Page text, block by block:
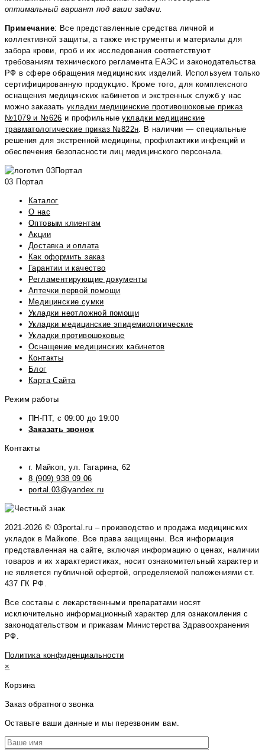
оптимальный вариант под ваши задачи.
Примечание: Все представленные средства личной и
коллективной защиты, а также инструменты и материалы для
забора крови, проб и их исследования соответствуют
требованиям технического регламента ЕАЭС и законодательства
РФ в сфере обращения медицинских изделий. Используем только
сертифицированную продукцию. Кроме того, для комплексного
оснащения медицинских кабинетов и экстренных служб у нас
можно заказатьукладки медицинские противошоковые приказ
№1079 и №626 и профильныеукладки медицинские
травматологические приказ №822н . В наличии — специальные
решения для экстренной медицины, профилактики инфекций и
обеспечения безопасности лиц медицинского персонала.
03 Портал
Каталог
О нас
Оптовым клиентам
Акции
Доставка и оплата
Как оформить заказ
Гарантии и качество
Регламентирующие документы
Аптечки первой помощи
Медицинские сумки
Укладки неотложной помощи
Укладки медицинские эпидемиологические
Укладки противошоковые
Оснащение медицинских кабинетов
Контакты
Блог
Карта Сайта
Режим работы
ПН-ПТ, с 09:00 до 19:00
Заказать звонок
Контакты
г. Майкоп, ул. Гагарина, 62
8 (909) 938 09 06
portal.03@yandex.ru
2021-2026 © 03portal.ru – производство и продажа медицинских
укладок в Майкопе. Все права защищены. Вся информация
представленная на сайте, включая информацию о ценах, наличии
товаров и их характеристиках, носит ознакомительный характер и
не является публичной офертой, определяемой положениями ст.
437 ГК РФ.
Все составы с лекарственными препаратами носят
исключительно информационный характер для ознакомления с
законодательством и приказам Министерства Здравоохранения
РФ.
Политика конфиденциальности
×
Корзина
Заказ обратного звонка
Оставьте ваши данные и мы перезвоним вам.